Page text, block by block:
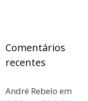
Comentários
recentes
André Rebelo em